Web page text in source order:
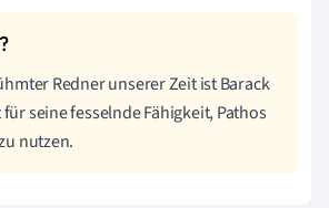
Redner unserer Zeit ist Barack
seine fesselnde Fähigkeit, Pathos
nutzen.